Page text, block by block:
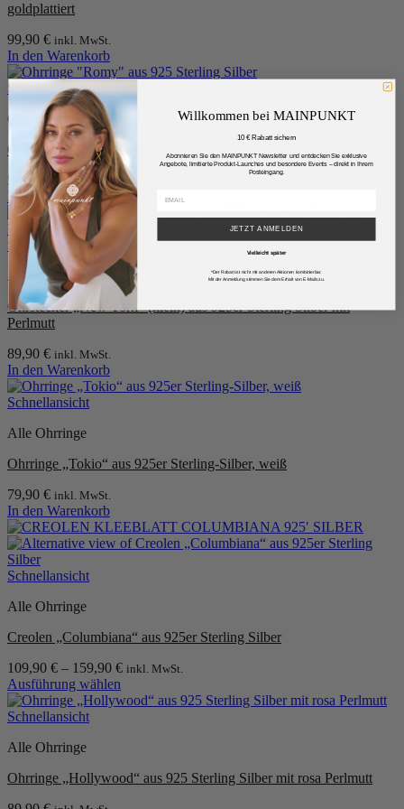
goldplattiert
99,90 € inkl. MwSt.
In den Warenkorb
Schnellansicht
Ohrstecker
Ohrringe “Romy” aus 925 Sterling Silber
59,90 € inkl. MwSt.
In den Warenkorb
Schnellansicht
Alle Ohrringe
Ohrstecker „New York“ (klein) aus 925er Sterling Silber mit
Perlmutt
89,90 € inkl. MwSt.
In den Warenkorb
Schnellansicht
Alle Ohrringe
Ohrringe „Tokio“ aus 925er Sterling-Silber, weiß
79,90 € inkl. MwSt.
In den Warenkorb
Schnellansicht
Alle Ohrringe
Creolen „Columbiana“ aus 925er Sterling Silber
109,90 € – 159,90 € inkl. MwSt.
Ausführung wählen
Dieses
Produkt
mehrere
auf.
Schnellansicht
Alle Ohrringe
Ohrringe „Hollywood“ aus 925 Sterling Silber mit rosa Perlmutt
Willkommen bei MAINPUNKT
10 € Rabatt sichern
Abonnieren Sie den MAINPUNKT Newsletter und entdecken Sie exklusive
Angebote, limitierte Produkt-Launches und besondere Events – direkt in Ihrem
Posteingang.
JETZT ANMELDEN
Vielleicht später
*Der Rabatt ist nicht mit anderen Aktionen kombinierbar.
Mit der Anmeldung stimmen Sie dem Erhalt von E-Mails zu.